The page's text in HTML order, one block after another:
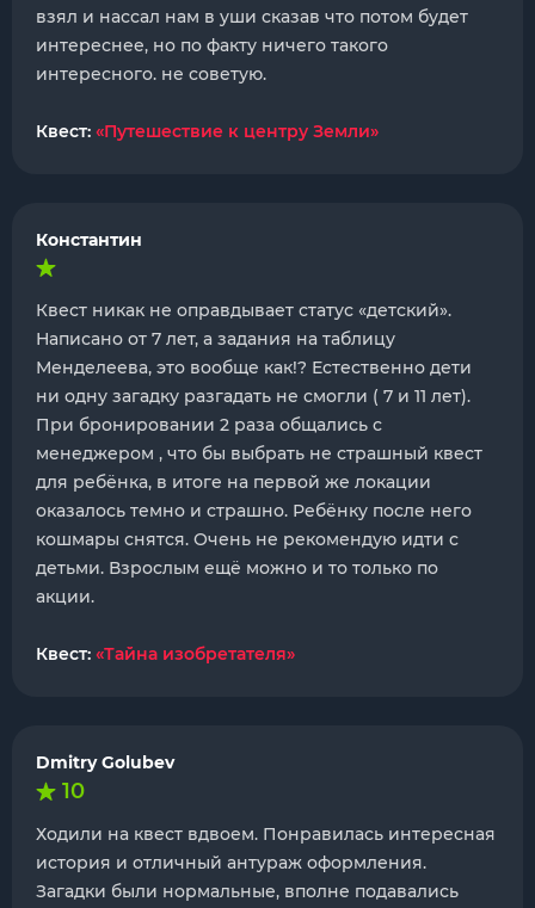
взял и нассал нам в уши сказав что потом будет
интереснее, но по факту ничего такого
интересного. не советую.
Квест: «Путешествие к центру Земли»
Константин
Квест никак не оправдывает статус «детский».
Написано от 7 лет, а задания на таблицу
Менделеева, это вообще как!? Естественно дети
ни одну загадку разгадать не смогли ( 7 и 11 лет).
При бронировании 2 раза общались с
менеджером , что бы выбрать не страшный квест
для ребёнка, в итоге на первой же локации
оказалось темно и страшно. Ребёнку после него
кошмары снятся. Очень не рекомендую идти с
детьми. Взрослым ещё можно и то только по
акции.
Квест: «Тайна изобретателя»
Dmitry Golubev
10
Ходили на квест вдвоем. Понравилась интересная
история и отличный антураж оформления.
Загадки были нормальные, вполне подавались